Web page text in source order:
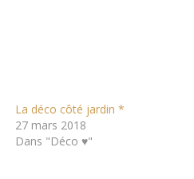
La déco côté jardin *
27 mars 2018
Dans "Déco ♥"